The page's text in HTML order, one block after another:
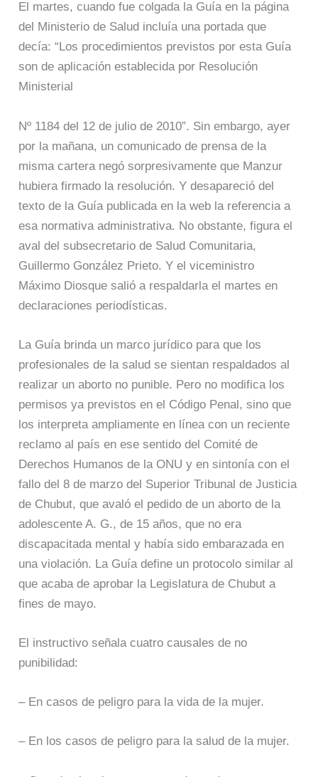
El martes, cuando fue colgada la Guía en la página
del Ministerio de Salud incluía una portada que
decía: “Los procedimientos previstos por esta Guía
son de aplicación establecida por Resolución
Ministerial
Nº 1184 del 12 de julio de 2010”. Sin embargo, ayer
por la mañana, un comunicado de prensa de la
misma cartera negó sorpresivamente que Manzur
hubiera firmado la resolución. Y desapareció del
texto de la Guía publicada en la web la referencia a
esa normativa administrativa. No obstante, figura el
aval del subsecretario de Salud Comunitaria,
Guillermo González Prieto. Y el viceministro
Máximo Diosque salió a respaldarla el martes en
declaraciones periodísticas.
La Guía brinda un marco jurídico para que los
profesionales de la salud se sientan respaldados al
realizar un aborto no punible. Pero no modifica los
permisos ya previstos en el Código Penal, sino que
los interpreta ampliamente en línea con un reciente
reclamo al país en ese sentido del Comité de
Derechos Humanos de la ONU y en sintonía con el
fallo del 8 de marzo del Superior Tribunal de Justicia
de Chubut, que avaló el pedido de un aborto de la
adolescente A. G., de 15 años, que no era
discapacitada mental y había sido embarazada en
una violación. La Guía define un protocolo similar al
que acaba de aprobar la Legislatura de Chubut a
fines de mayo.
El instructivo señala cuatro causales de no
punibilidad:
– En casos de peligro para la vida de la mujer.
– En los casos de peligro para la salud de la mujer.